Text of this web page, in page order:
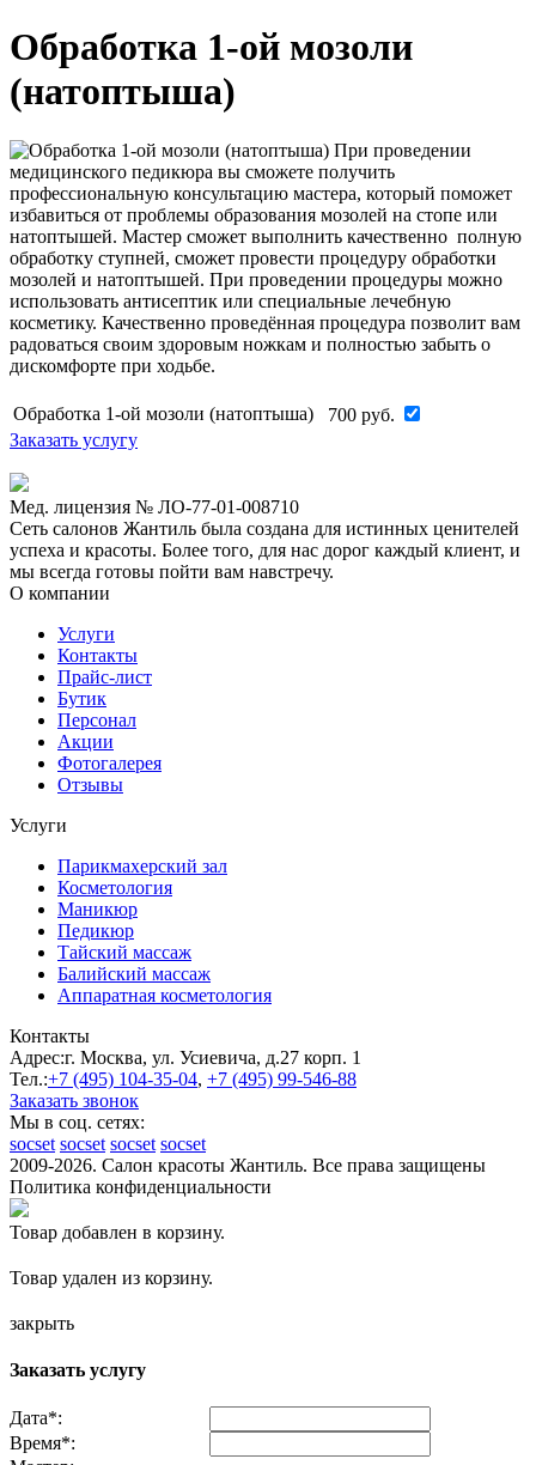
Обработка 1-ой мозоли
(натоптыша)
При проведении
медицинского педикюра вы сможете получить
профессиональную консультацию мастера, который поможет
избавиться от проблемы образования мозолей на стопе или
натоптышей. Мастер сможет выполнить качественно полную
обработку ступней, сможет провести процедуру обработки
мозолей и натоптышей. При проведении процедуры можно
использовать антисептик или специальные лечебную
косметику. Качественно проведённая процедура позволит вам
радоваться своим здоровым ножкам и полностью забыть о
дискомфорте при ходьбе.
Обработка 1-ой мозоли (натоптыша) 700 руб.
Заказать услугу
Мед. лицензия № ЛО-77-01-008710
Сеть салонов Жантиль была создана для истинных ценителей
успеха и красоты. Более того, для нас дорог каждый клиент, и
мы всегда готовы пойти вам навстречу.
О компании
Услуги
Контакты
Прайс-лист
Бутик
Персонал
Акции
Фотогалерея
Отзывы
Услуги
Парикмахерский зал
Косметология
Маникюр
Педикюр
Тайский массаж
Балийский массаж
Аппаратная косметология
Контакты
Адрес:г. Москва, ул. Усиевича, д.27 корп. 1
Тел.:+7 (495) 104-35-04, +7 (495) 99-546-88
Заказать звонок
Мы в соц. сетях:
socset socset socset socset
2009-2026. Салон красоты Жантиль. Все права защищены
Политика конфиденциальности
Товар добавлен в корзину.
Товар удален из корзину.
закрыть
Заказать услугу
Дата*:
Время*: